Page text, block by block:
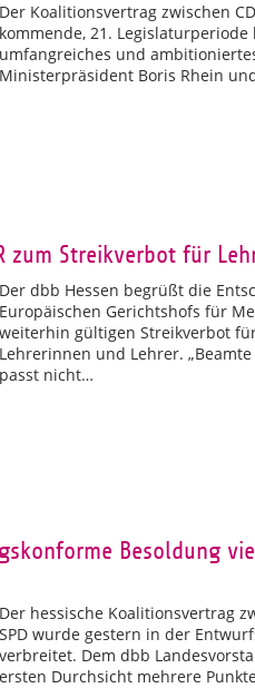
Der Koalitionsvertrag zwischen
kommende, 21. Legislaturperiode
umfangreiches und
Ministerpräsident Boris Rhein
zum Streikverbot für
Der dbb Hessen begrüßt die
Europäischen Gerichtshofs für
weiterhin gültigen Streikverbot
Lehrerinnen und Lehrer.
passt nicht…
Besoldung
Der hessische Koalitionsvertrag
SPD wurde gestern in der
verbreitet. Dem dbb
ersten Durchsicht mehrere